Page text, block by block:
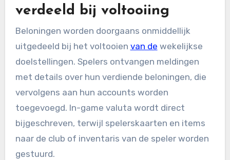
verdeeld bij voltooiing
Beloningen worden doorgaans onmiddellijk
uitgedeeld bij het voltooien van de wekelijkse
doelstellingen. Spelers ontvangen meldingen
met details over hun verdiende beloningen, die
vervolgens aan hun accounts worden
toegevoegd. In-game valuta wordt direct
bijgeschreven, terwijl spelerskaarten en items
naar de club of inventaris van de speler worden
gestuurd.